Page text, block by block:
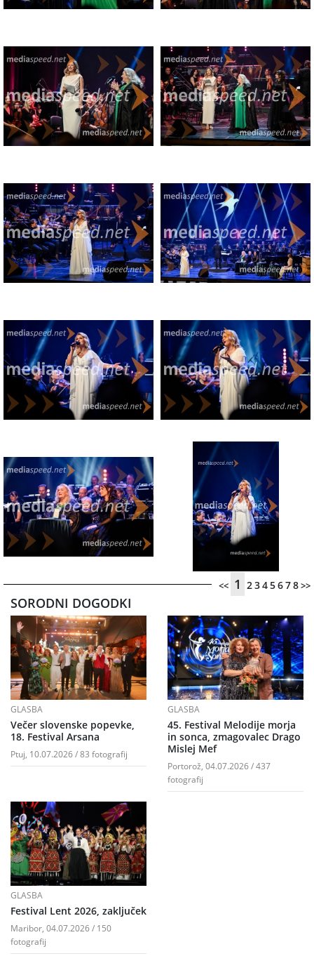
<< 1 2345678>>
SORODNI DOGODKI
GLASBA
Večer slovenske popevke,
18. Festival Arsana
Ptuj, 10.07.2026 / 83 fotografij
GLASBA
45. Festival Melodije morja
in sonca, zmagovalec Drago
Mislej Mef
Portorož, 04.07.2026 / 437
fotografij
GLASBA
Festival Lent 2026, zaključek
Maribor, 04.07.2026 / 150
fotografij